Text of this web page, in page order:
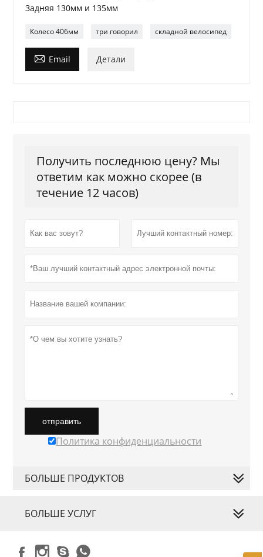
Задняя 130мм и 135мм
Колесо 406мм три говорил складной велосипед
 Email Детали
Получить последнюю цену? Мы
ответим как можно скорее (в
течение 12 часов)
отправить
Политика конфиденциальности
БОЛЬШЕ ПРОДУКТОВ
БОЛЬШЕ УСЛУГ
   